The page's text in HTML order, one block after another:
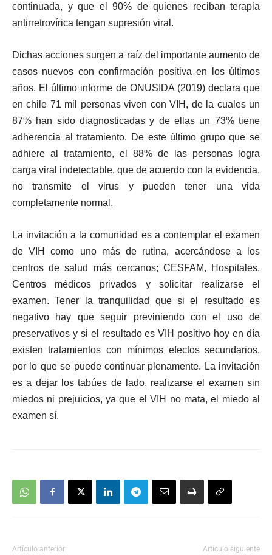
continuada, y que el 90% de quienes reciban terapia
antirretrovírica tengan supresión viral.
Dichas acciones surgen a raíz del importante aumento de
casos nuevos con confirmación positiva en los últimos
años. El último informe de ONUSIDA (2019) declara que
en chile 71 mil personas viven con VIH, de la cuales un
87% han sido diagnosticadas y de ellas un 73% tiene
adherencia al tratamiento. De este último grupo que se
adhiere al tratamiento, el 88% de las personas logra
carga viral indetectable, que de acuerdo con la evidencia,
no transmite el virus y pueden tener una vida
completamente normal.
La invitación a la comunidad es a contemplar el examen
de VIH como uno más de rutina, acercándose a los
centros de salud más cercanos; CESFAM, Hospitales,
Centros médicos privados y solicitar realizarse el
examen. Tener la tranquilidad que si el resultado es
negativo hay que seguir previniendo con el uso de
preservativos y si el resultado es VIH positivo hoy en día
existen tratamientos con mínimos efectos secundarios,
por lo que se puede continuar plenamente. La invitación
es a dejar los tabúes de lado, realizarse el examen sin
miedos ni prejuicios, ya que el VIH no mata, el miedo al
examen sí.
Artículo anterior Artículo siguiente